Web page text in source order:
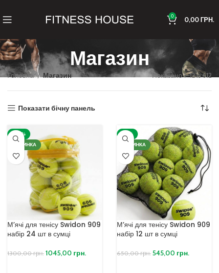
0 0,00ГРН.
Магазин
Головна Магазин Показано 1–12 із 612
Показати бічну панель
-20%
НОВИНКА
М’ячі для тенісу Swidon 909
набір 24 шт в сумці
1300,00грн. 1045,00 грн.
-16%
НОВИНКА
М’ячі для тенісу Swidon 909
набір 12 шт в сумці
650,00грн. 545,00 грн.